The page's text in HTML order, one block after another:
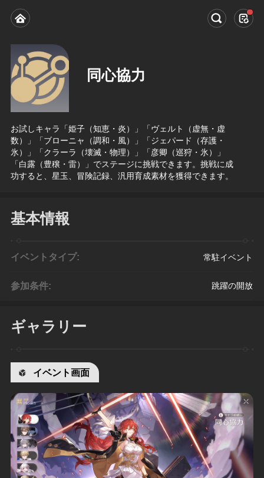
同心協力
お試しキャラ「姫子（知恵・炎）」「ヴェルト（虚無・虚
数）」「ブローニャ（調和・風）」「ジェパード（存護・
氷）」「クラーラ（壊滅・物理）」「彦卿（巡狩・氷）」
「白露（豊穣・雷）」でステージに挑戦できます。挑戦に成
功すると、星玉、冒険記録、汎用育成素材を獲得できます。
基本情報
イベントタイプ: 常駐イベント
参加条件: 跳躍の開放
ギャラリー
イベント画面